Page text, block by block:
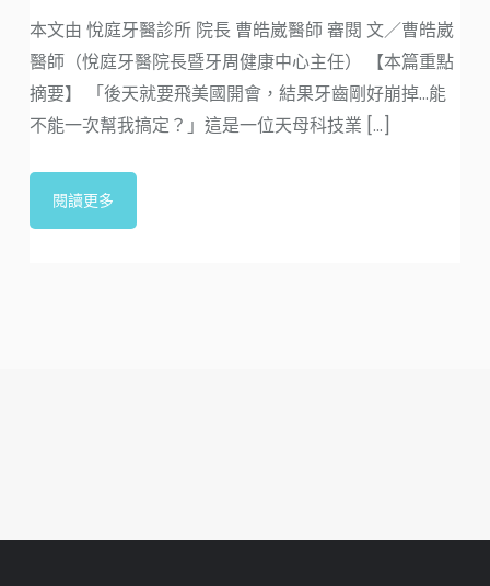
本文由 悅庭牙醫診所 院長 曹皓崴醫師 審閱 文／曹皓崴
醫師（悅庭牙醫院長暨牙周健康中心主任） 【本篇重點
摘要】 「後天就要飛美國開會，結果牙齒剛好崩掉...能
不能一次幫我搞定？」這是一位天母科技業 [...]
閱讀更多